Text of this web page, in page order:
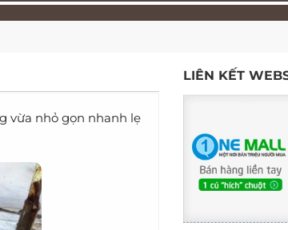
vừa nhỏ gọn nhanh lẹ
LIÊN KẾT